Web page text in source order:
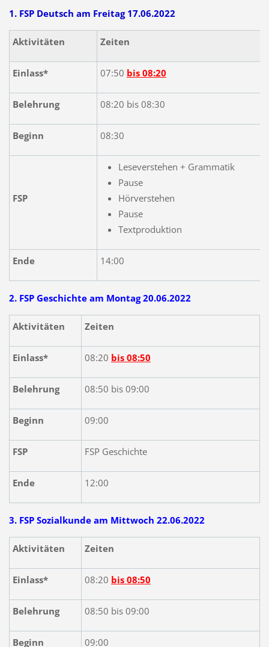
1. FSP Deutsch am Freitag 17.06.2022
Aktivitäten Zeiten
Einlass* 07:50 bis 08:20
Belehrung 08:20 bis 08:30
Beginn 08:30
FSP
Leseverstehen + Grammatik
Pause
Hörverstehen
Pause
Textproduktion
Ende 14:00
2. FSP Geschichte am Montag 20.06.2022
Aktivitäten Zeiten
Einlass* 08:20 bis 08:50
Belehrung 08:50 bis 09:00
Beginn 09:00
FSP FSP Geschichte
Ende 12:00
3. FSP Sozialkunde am Mittwoch 22.06.2022
Aktivitäten Zeiten
Einlass* 08:20 bis 08:50
Belehrung 08:50 bis 09:00
Beginn 09:00